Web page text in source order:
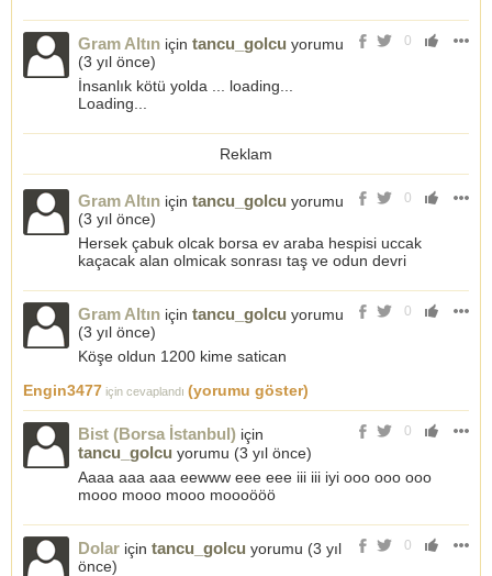
0
Gram Altın için tancu_golcu yorumu
(3 yıl önce)
İnsanlık kötü yolda ... loading...
Loading...
Reklam
0
Gram Altın için tancu_golcu yorumu
(3 yıl önce)
Hersek çabuk olcak borsa ev araba hespisi uccak
kaçacak alan olmicak sonrası taş ve odun devri
0
Gram Altın için tancu_golcu yorumu
(3 yıl önce)
Köşe oldun 1200 kime satican
Engin3477 için cevaplandı (yorumu göster)
0
Bist (Borsa İstanbul) için
tancu_golcu yorumu (3 yıl önce)
Aaaa aaa aaa eewww eee eee iii iii iyi ooo ooo ooo
mooo mooo mooo moooööö
0
Dolar için tancu_golcu yorumu (3 yıl
önce)